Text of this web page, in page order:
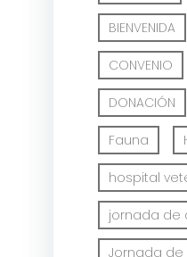
BIENVENIDA
CONVENIO
DONACIÓN
Fauna
hospital
jornada de
Jornada de